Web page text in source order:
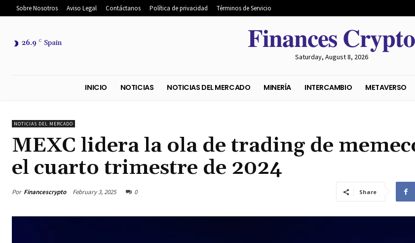
Sobre Nosotros Aviso Legal Contáctanos Política de privacidad Términos de Servicio
26.9 C Spain 𝐅𝐢𝐧𝐚𝐧𝐜𝐞𝐬 𝐂𝐫𝐲𝐩𝐭𝐨
Saturday, August 8, 2026
NOTICIAS DEL MERCADO
MEXC lidera la ola de trading de
el cuarto trimestre de 2024
Por Financescrypto February 3, 2025 0 Share